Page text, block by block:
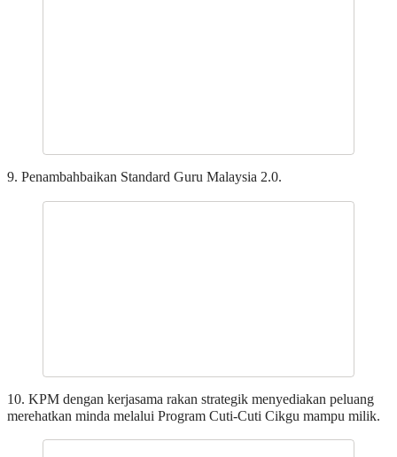
9. Penambahbaikan Standard Guru Malaysia 2.0.
10. KPM dengan kerjasama rakan strategik menyediakan peluang
merehatkan minda melalui Program Cuti-Cuti Cikgu mampu milik.